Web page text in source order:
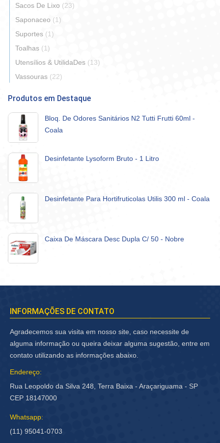
Sacos De Lixo (23)
Saponaceo (1)
Suportes (1)
Toalhas (1)
Utensílios & UtilidaDes (13)
Vassouras (22)
Produtos em Destaque
Bloq. De Odores Sanitários N2 Tutti Frutti 60ml -
Coala
Desinfetante Lysoform Bruto - 1 Litro
Desinfetante Para Hortifruticolas Utilis 300 ml - Coala
Caixa De Máscara Desc Dupla C/ 50 - Nobre
INFORMAÇÕES DE CONTATO
Agradecemos sua visita em nosso site, caso necessite de
alguma informação ou queira deixar alguma sugestão, entre em
contato utilizando as informações abaixo.
Endereço:
Rua Leopoldo da Silva 248, Terra Baixa - Araçariguama - SP
CEP 18147000
Whatsapp:
(11) 95041-0703